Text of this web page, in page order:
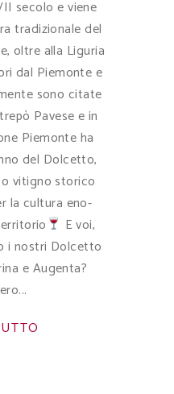
secolo e viene
tradizionale del
oltre alla Liguria
dal Piemonte e
sono citate
Pavese e in
Piemonte ha
del Dolcetto,
vitigno storico
la cultura eno-
E voi,
i nostri Dolcetto
e Augenta?